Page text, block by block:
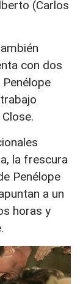
(Carlos
con dos
la frescura
Penélope
a un
horas y